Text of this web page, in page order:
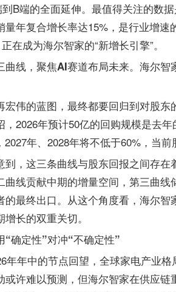
B端的全面延伸。最值得关注的数
量年复合增长率达15%，是行业增
在成为海尔智家的“新增长引擎”。
曲线，聚焦AI赛道布局未来。 海尔智
宏伟的蓝图，最终都要回归到对股东
，2026年预计50亿的回购规模是去
2027年、2028年将不低于60%，当
到，这三条曲线与股东回报之间存
曲线贡献中期的增量空间，第三曲
的最终出口。从这个角度看， 海尔智
长的双重关切。
“确定性”对冲“不确定性”
年年中的节点回望，全球家电产业
或许难以预测，但海尔智家在供应